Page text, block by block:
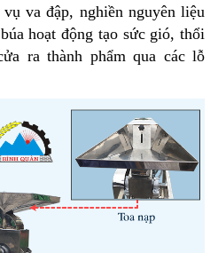
va đập, nghiền nguyên liệu
hoạt động tạo sức gió, thổi
ra thành phẩm qua các lỗ